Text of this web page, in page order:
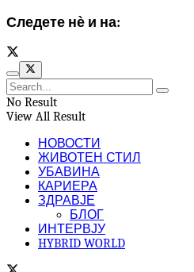
Следете нѐ и на:
No Result
View All Result
НОВОСТИ
ЖИВОТЕН СТИЛ
УБАВИНА
КАРИЕРА
ЗДРАВЈЕ
БЛОГ
ИНТЕРВЈУ
HYBRID WORLD